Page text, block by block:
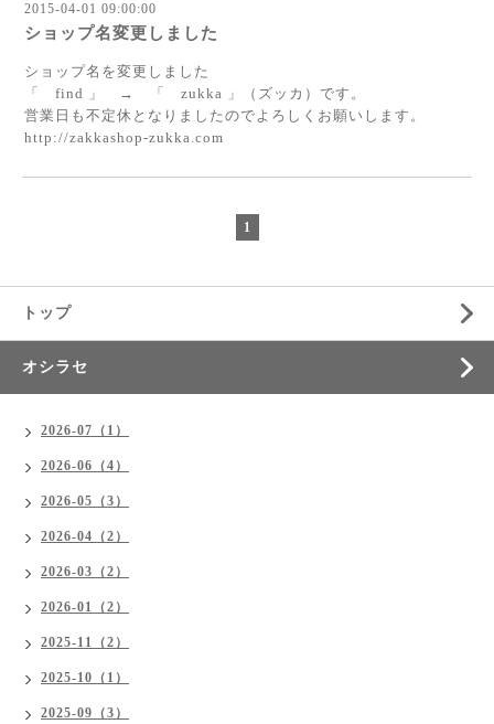
2015-04-01 09:00:00
ショップ名変更しました
ショップ名を変更しました
「 find 」 → 「 zukka 」（ズッカ）です。
営業日も不定休となりましたのでよろしくお願いします。
http://zakkashop-zukka.com
1
トップ
オシラセ
2026-07（1）
2026-06（4）
2026-05（3）
2026-04（2）
2026-03（2）
2026-01（2）
2025-11（2）
2025-10（1）
2025-09（3）